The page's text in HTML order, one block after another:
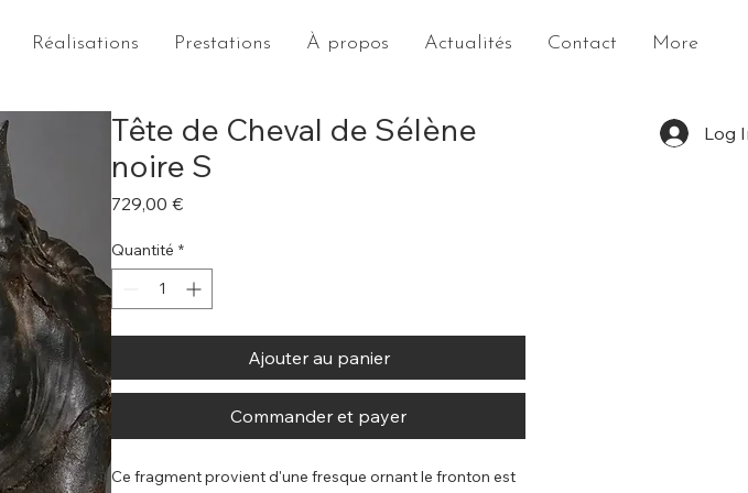
Réalisations Prestations À propos Actualités Contact More
Tête de Cheval de Sélène
noire S
729,00 €Prix
Quantité *
Ajouter au panier
Commander et payer
Ce fragment provient d'une fresque ornant le fronton est
Log